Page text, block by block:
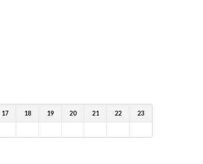
17 18 19 20 21 22 23